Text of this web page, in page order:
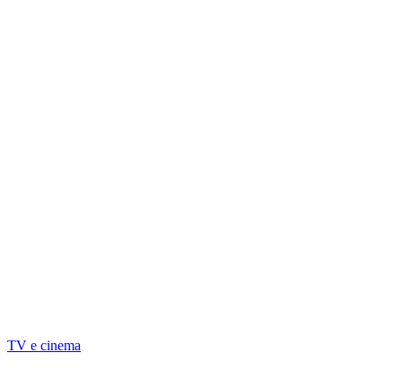
TV e cinema